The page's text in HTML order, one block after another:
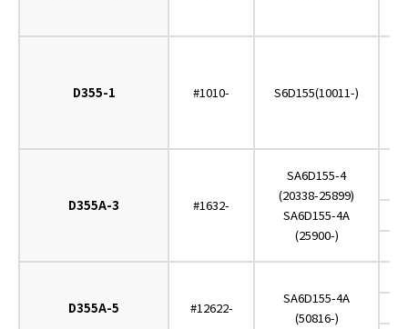
D355-1 #1010- S6D155(10011-)
D355A-3 #1632-
SA6D155-4
(20338-25899)
SA6D155-4A
(25900-)
D355A-5 #12622-
SA6D155-4A
(50816-)